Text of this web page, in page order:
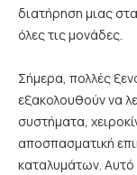
διατήρηση μιας
όλες τις μονάδες.
Σήμερα, πολλές
εξακολουθούν να
συστήματα,
αποσπασματική
καταλυμάτων. Αυτό